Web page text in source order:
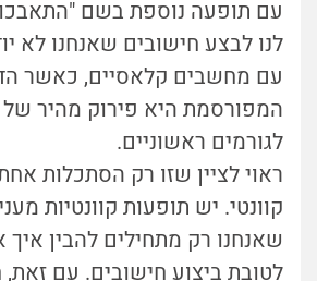
עם תופעה נוספת בשם
לנו לבצע חישובים שאנחנו לא
עם מחשבים קלאסיים, כאשר
המפורסמת היא פירוק מהיר
לגורמים ראשוניים.
ראוי לציין שזו רק הסתכלות
קוונטי. יש תופעות קוונטיות
שאנחנו רק מתחילים להבין
לטובת ביצוע חישובים. עם זאת,